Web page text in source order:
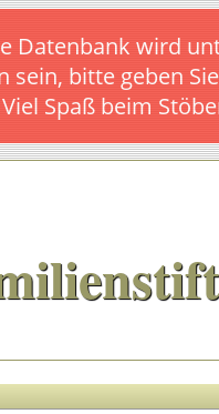
Datenbank wird
bitte geben
Spaß beim